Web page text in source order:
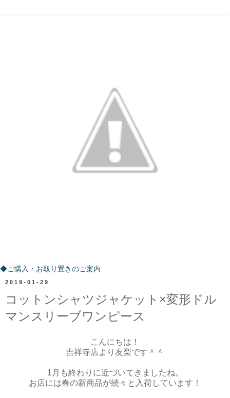
◆ご購入・お取り置きのご案内
2019-01-29
コットンシャツジャケット×変形ドル
マンスリーブワンピース
こんにちは！
吉祥寺店より友梨です＾＾
1月も終わりに近づいてきましたね。
お店には春の新商品が続々と入荷しています！